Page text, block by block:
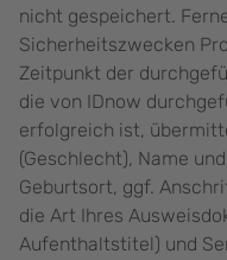
nicht gespeichert.
Sicherheitszwecken
Zeitpunkt der
die von IDnow
erfolgreich ist,
(Geschlecht), Name
Geburtsort, ggf.
die Art Ihres
Aufenthaltstitel) und